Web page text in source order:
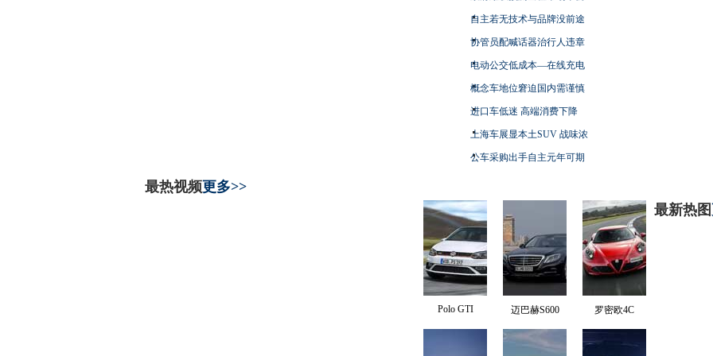
自主若无技术与品牌没前途
协管员配喊话器治行人违章
电动公交低成本—在线充电
概念车地位窘迫国内需谨慎
进口车低迷 高端消费下降
上海车展显本土SUV 战味浓
公车采购出手自主元年可期
最热视频更多>>
Polo GTI 迈巴赫S600 罗密欧4C
最新热图